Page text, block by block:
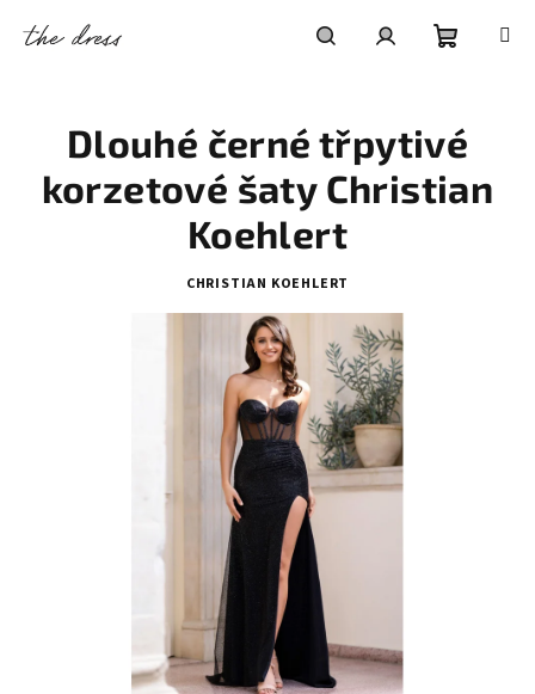
košík
Dlouhé černé třpytivé
korzetové šaty Christian
Koehlert
CHRISTIAN KOEHLERT